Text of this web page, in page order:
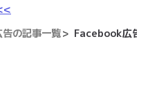
の記事一覧 Facebook広告